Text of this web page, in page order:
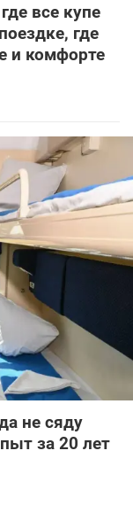
все купе
где
и комфорте
не сяду
за 20 лет